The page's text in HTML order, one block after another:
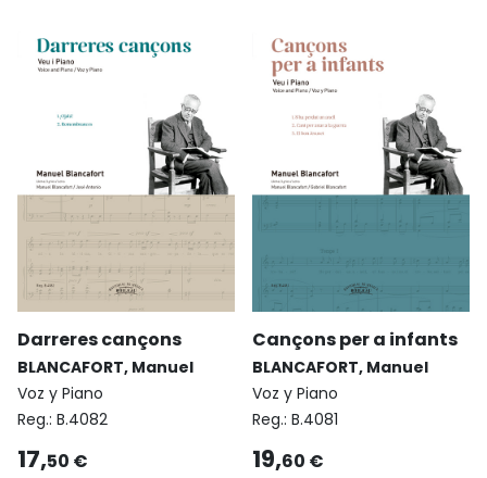
Darreres cançons
BLANCAFORT, Manuel
Voz y Piano
Reg.: B.4082
17,50 €
Cançons per a infants
BLANCAFORT, Manuel
Voz y Piano
Reg.: B.4081
19,60 €